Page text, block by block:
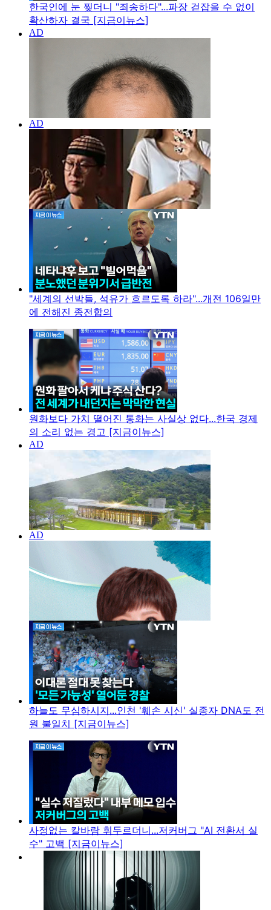
한국인에 눈 찢더니 "죄송하다"...파장 걷잡을 수 없이
확산하자 결국 [지금이뉴스]
"세계의 선박들, 석유가 흐르도록 하라"...개전 106일만
에 전해진 종전합의
원화보다 가치 떨어진 통화는 사실상 없다...한국 경제
의 소리 없는 경고 [지금이뉴스]
하늘도 무심하시지...인천 '훼손 시신' 실종자 DNA도 전
원 불일치 [지금이뉴스]
사정없는 칼바람 휘두르더니...저커버그 "AI 전환서 실
수" 고백 [지금이뉴스]